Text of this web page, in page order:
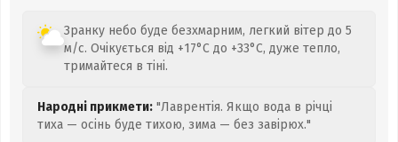
Зранку небо буде безхмарним, легкий вітер до 5
м/с. Очікується від +17°C до +33°C, дуже тепло,
тримайтеся в тіні.
Народні прикмети: "Лаврентія. Якщо вода в річці
тиха — осінь буде тихою, зима — без завірюх."